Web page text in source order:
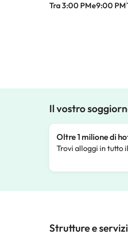
Tra 3:00 PMe9:00 PM
Il vostro
Oltre 1 milione di
Trovi alloggi in tutto
Strutture e servizi